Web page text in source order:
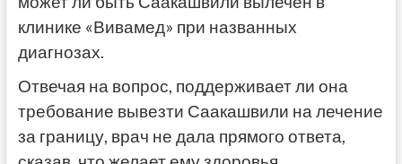
клинике «Вивамед» при названных
диагнозах.
Отвечая на вопрос, поддерживает ли она
требование вывезти Саакашвили на лечение
за границу, врач не дала прямого ответа,